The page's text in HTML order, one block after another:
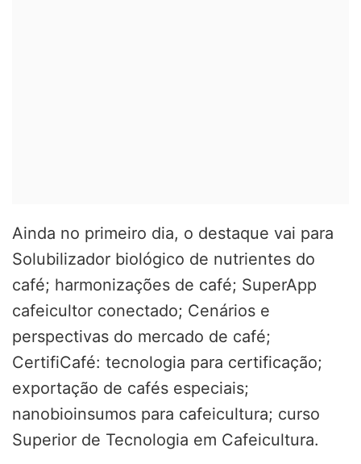
Ainda no primeiro dia, o destaque vai para
Solubilizador biológico de nutrientes do
café; harmonizações de café; SuperApp
cafeicultor conectado; Cenários e
perspectivas do mercado de café;
CertifiCafé: tecnologia para certificação;
exportação de cafés especiais;
nanobioinsumos para cafeicultura; curso
Superior de Tecnologia em Cafeicultura.